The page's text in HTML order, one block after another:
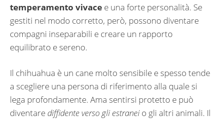
temperamento vivace e una forte personalità. Se
gestiti nel modo corretto, però, possono diventare
compagni inseparabili e creare un rapporto
equilibrato e sereno.
Il chihuahua è un cane molto sensibile e spesso tende
a scegliere una persona di riferimento alla quale si
lega profondamente. Ama sentirsi protetto e può
diventare diffidente verso gli estranei o gli altri animali. Il